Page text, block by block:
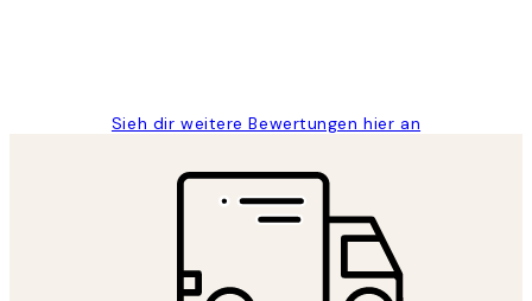
Sieh dir weitere Bewertungen hier an